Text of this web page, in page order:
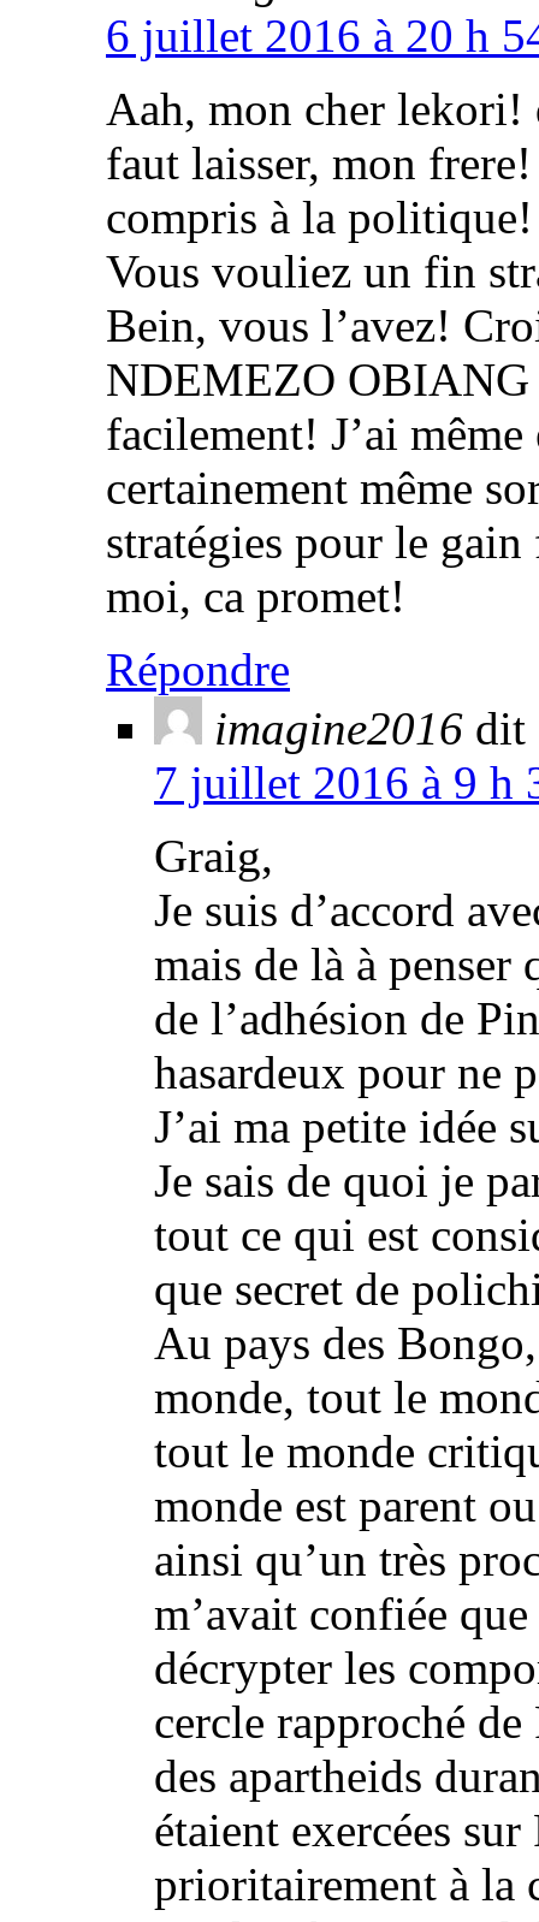
6 juillet 2016 à 20 h
Aah, mon cher lekori!
faut laisser, mon
compris à la politique!
Vous vouliez un fin
Bein, vous l’avez!
NDEMEZO OBIANG
facilement! J’ai
certainement même
stratégies pour le
moi, ca promet!
Répondre
imagine2016 dit
7 juillet 2016 à 9 h
Graig,
Je suis d’accord
mais de là à penser
de l’adhésion de
hasardeux pour ne
J’ai ma petite idée
Je sais de quoi je
tout ce qui est
que secret de
Au pays des
monde, tout le
tout le monde
monde est parent
ainsi qu’un très
m’avait confiée
décrypter les
cercle rapproché
des apartheids
étaient exercées
prioritairement à la